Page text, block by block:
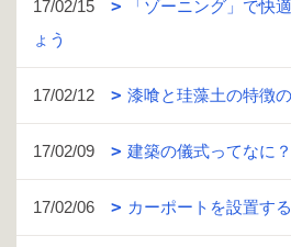
17/02/15
「ゾーニング」で快
ょう
17/02/12 漆喰と珪藻土の特徴
17/02/09 建築の儀式ってなに？
17/02/06 カーポートを設置す